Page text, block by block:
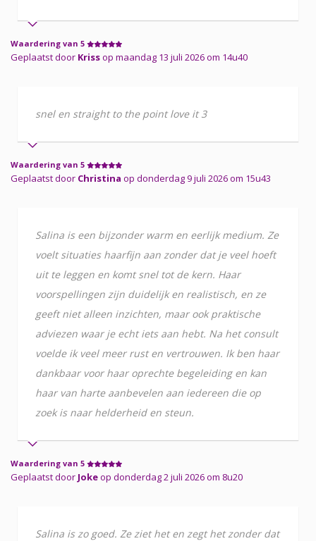
Waardering van 5
Geplaatst door Krissop maandag 13 juli 2026 om 14u40
snel en straight to the point love it 3
Waardering van 5
Geplaatst door Christina op donderdag 9 juli 2026 om 15u43
Salina is een bijzonder warm en eerlijk medium. Ze
voelt situaties haarfijn aan zonder dat je veel hoeft
uit te leggen en komt snel tot de kern. Haar
voorspellingen zijn duidelijk en realistisch, en ze
geeft niet alleen inzichten, maar ook praktische
adviezen waar je echt iets aan hebt. Na het consult
voelde ik veel meer rust en vertrouwen. Ik ben haar
dankbaar voor haar oprechte begeleiding en kan
haar van harte aanbevelen aan iedereen die op
zoek is naar helderheid en steun.
Waardering van 5
Geplaatst door Jokeop donderdag 2 juli 2026 om 8u20
Salina is zo goed. Ze ziet het en zegt het zonder dat